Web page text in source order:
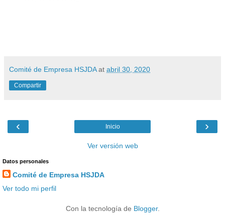
Comité de Empresa HSJDA at abril 30, 2020
Compartir
‹ ›
Inicio
Ver versión web
Datos personales
Comité de Empresa HSJDA
Ver todo mi perfil
Con la tecnología de Blogger.